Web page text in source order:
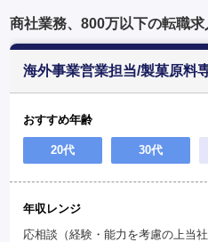
商社業務、800万以下の転職求
海外事業営業担当/製菓原料
おすすめ年齢
20代 30代
年収レンジ
応相談（経験・能力を考慮の上当社